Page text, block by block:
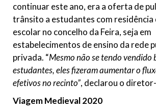
continuar este ano, era a oferta de
trânsito a estudantes com residência
escolar no concelho da Feira, seja em
estabelecimentos de ensino da rede
privada. “Mesmo não se tendo vendido
estudantes, eles fizeram aumentar o
efetivos no recinto”, declarou o
Viagem Medieval 2020